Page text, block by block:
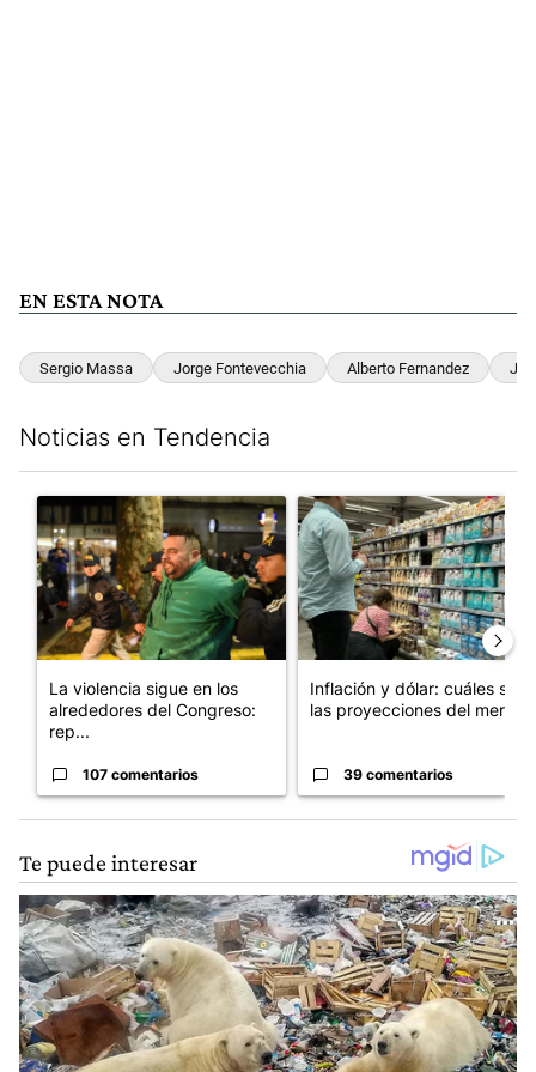
EN ESTA NOTA
Sergio Massa Jorge Fontevecchia Alberto Fernandez
Noticias en Tendencia
Un artículo de tendencia con el título "La violencia sigue en
La violencia sigue en los
alrededores del Congreso:
rep...
107 comentarios
Un artículo de tendencia con
Inflación y dólar: cuáles son
las proyecciones del merc...
39 comentarios